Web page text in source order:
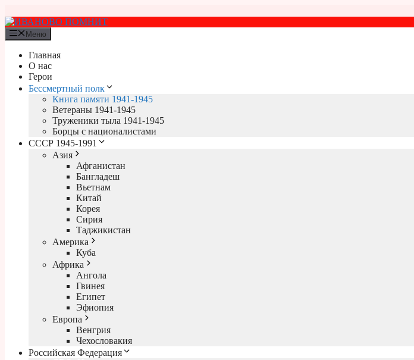
к
содержимому
Меню
Главная
О нас
Герои
Бессмертный полк
Книга памяти 1941-1945
Ветераны 1941-1945
Труженики тыла 1941-1945
Борцы с националистами
СССР 1945-1991
Азия
Афганистан
Бангладеш
Вьетнам
Китай
Корея
Сирия
Таджикистан
Америка
Куба
Африка
Ангола
Гвинея
Египет
Эфиопия
Европа
Венгрия
Чехословакия
Российская Федерация